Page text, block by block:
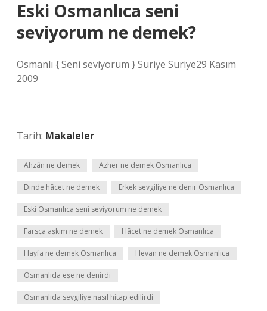
Eski Osmanlıca seni
seviyorum ne demek?
Osmanlı { Seni seviyorum } Suriye Suriye29 Kasım
2009
Tarih: Makaleler
Ahzân ne demek Azher ne demek Osmanlıca
Dinde hâcet ne demek Erkek sevgiliye ne denir Osmanlıca
Eski Osmanlıca seni seviyorum ne demek
Farsça aşkım ne demek Hâcet ne demek Osmanlıca
Hayfa ne demek Osmanlıca Hevan ne demek Osmanlıca
Osmanlıda eşe ne denirdi
Osmanlıda sevgiliye nasıl hitap edilirdi